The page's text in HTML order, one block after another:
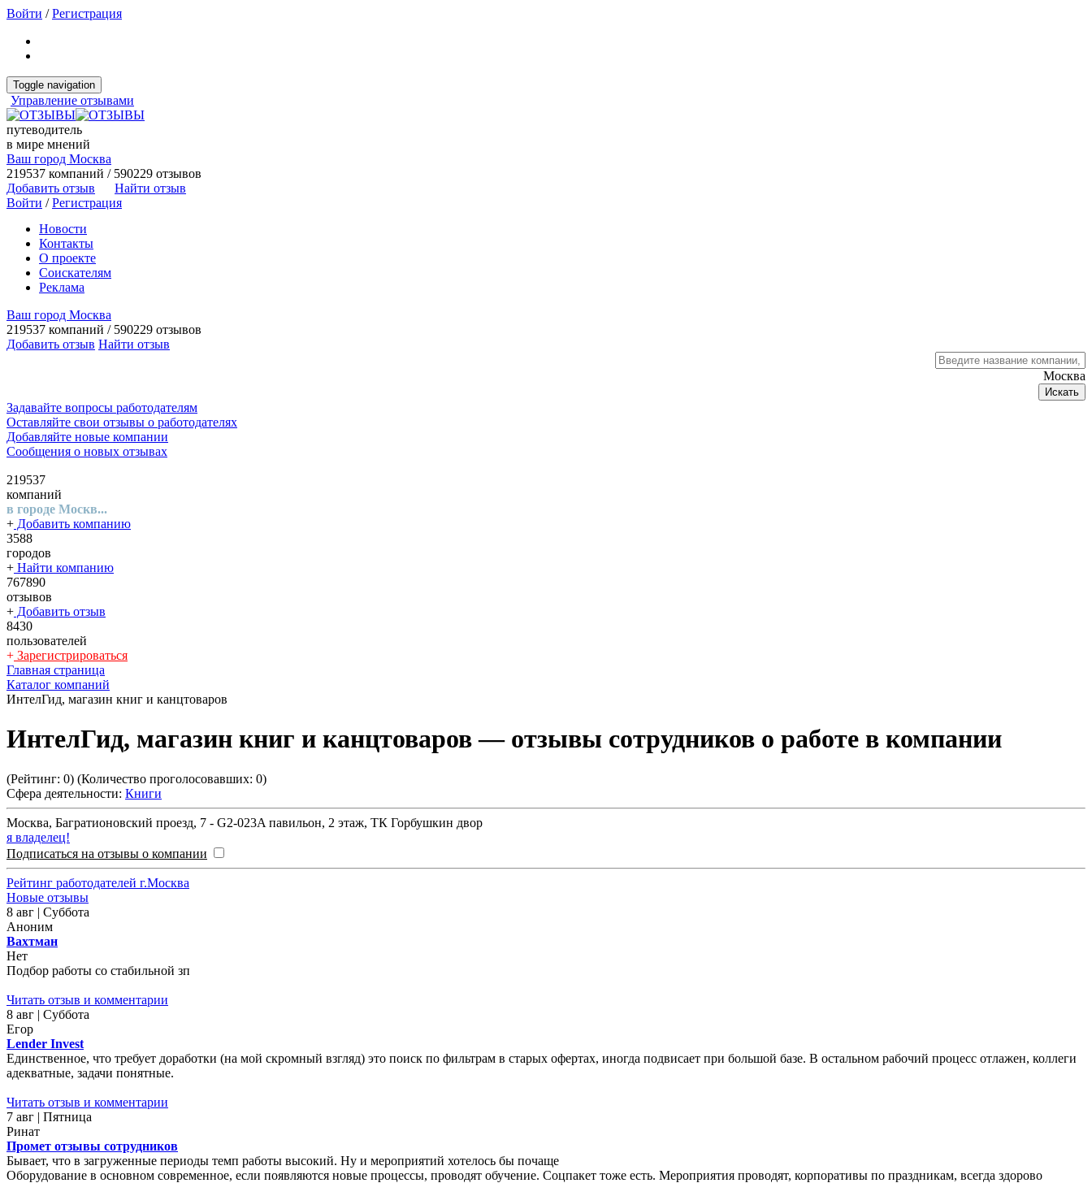
Войти /Регистрация
Toggle navigation
Управление отзывами
путеводитель
в мире мнений
Ваш город Москва
219537 компаний / 590229 отзывов
Добавить отзыв
Найти отзыв
Войти /Регистрация
Новости
Контакты
О проекте
Соискателям
Реклама
Ваш город Москва
219537 компаний / 590229 отзывов
Добавить отзыв Найти отзыв
Москва
Искать
Задавайте вопросы работодателям
Оставляйте свои отзывы о работодателях
Добавляйте новые компании
Сообщения о новых отзывах
219537
компаний
в городе Москв...
+ Добавить компанию
3588
городов
+ Найти компанию
767890
отзывов
+ Добавить отзыв
8430
пользователей
+ Зарегистрироваться
Главная страница
Каталог компаний
ИнтелГид, магазин книг и канцтоваров
ИнтелГид, магазин книг и канцтоваров— отзывы сотрудников о работе в компании
(Рейтинг: 0) (Количество проголосовавших: 0)
Сфера деятельности: Книги
Москва, Багратионовский проезд, 7 - G2-023A павильон, 2 этаж, ТК Горбушкин двор
я владелец!
Подписаться на отзывы о компании
Рейтинг работодателей г.Москва
Новые отзывы
8 авг | Суббота
Аноним
Вахтман
Нет
Подбор работы со стабильной зп
Читать отзыв и комментарии
8 авг | Суббота
Егор
Lender Invest
Единственное, что требует доработки (на мой скромный взгляд) это поиск по фильтрам в старых офертах, иногда подвисает при большой базе. В остальном рабочий процесс отлажен, коллеги
адекватные, задачи понятные.
Читать отзыв и комментарии
7 авг | Пятница
Ринат
Промет отзывы сотрудников
Бывает, что в загруженные периоды темп работы высокий. Ну и мероприятий хотелось бы почаще
Оборудование в основном современное, если появляются новые процессы, проводят обучение. Соцпакет тоже есть. Мероприятия проводят, корпоративы по праздникам, всегда здорово